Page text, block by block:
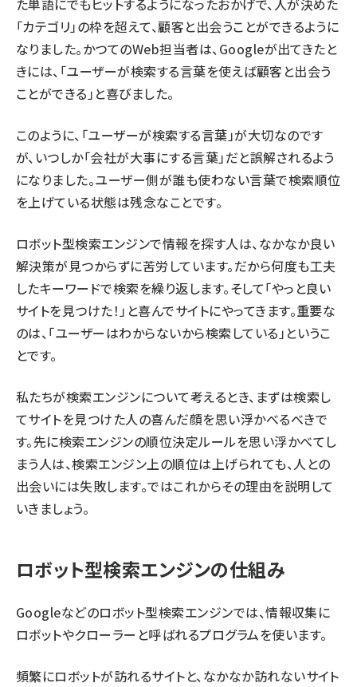
た単語にでもヒットするようになったおかげで、人が決めた
「カテゴリ」の枠を超えて、顧客と出会うことができるように
なりました。かつてのWeb担当者は、Googleが出てきたと
きには、「ユーザーが検索する言葉を使えば顧客と出会う
ことができる」と喜びました。
このように、「ユーザーが検索する言葉」が大切なのです
が、いつしか「会社が大事にする言葉」だと誤解されるよう
になりました。ユーザー側が誰も使わない言葉で検索順位
を上げている状態は残念なことです。
ロボット型検索エンジンで情報を探す人は、なかなか良い
解決策が見つからずに苦労しています。だから何度も工夫
したキーワードで検索を繰り返します。そして「やっと良い
サイトを見つけた！」と喜んでサイトにやってきます。重要な
のは、「ユーザーはわからないから検索している」というこ
とです。
私たちが検索エンジンについて考えるとき、まずは検索し
てサイトを見つけた人の喜んだ顔を思い浮かべるべきで
す。先に検索エンジンの順位決定ルールを思い浮かべてし
まう人は、検索エンジン上の順位は上げられても、人との
出会いには失敗します。ではこれからその理由を説明して
いきましょう。
ロボット型検索エンジンの仕組み
Googleなどのロボット型検索エンジンでは、情報収集に
ロボットやクローラーと呼ばれるプログラムを使います。
頻繁にロボットが訪れるサイトと、なかなか訪れないサイト